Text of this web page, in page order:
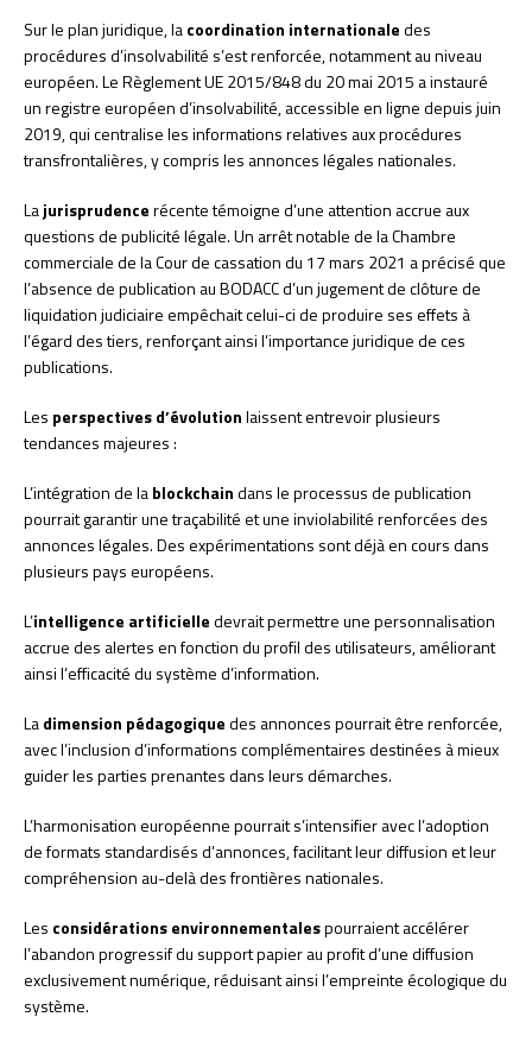
Sur le plan juridique, lacoordination internationaledes
procédures d’insolvabilité s’est renforcée, notamment au niveau
européen. Le Règlement UE 2015/848 du 20 mai 2015 a instauré
un registre européen d’insolvabilité, accessible en ligne depuis juin
2019, qui centralise les informations relatives aux procédures
transfrontalières, y compris les annonces légales nationales.
Lajurisprudencerécente témoigne d’une attention accrue aux
questions de publicité légale. Un arrêt notable de la Chambre
commerciale de la Cour de cassation du 17 mars 2021 a précisé que
l’absence de publication au BODACC d’un jugement de clôture de
liquidation judiciaire empêchait celui-ci de produire ses effets à
l’égard des tiers, renforçant ainsi l’importance juridique de ces
publications.
Les perspectives d’évolutionlaissent entrevoir plusieurs
tendances majeures :
L’intégration de lablockchaindans le processus de publication
pourrait garantir une traçabilité et une inviolabilité renforcées des
annonces légales. Des expérimentations sont déjà en cours dans
plusieurs pays européens.
L’intelligence artificielledevrait permettre une personnalisation
accrue des alertes en fonction du profil des utilisateurs, améliorant
ainsi l’efficacité du système d’information.
Ladimension pédagogiquedes annonces pourrait être renforcée,
avec l’inclusion d’informations complémentaires destinées à mieux
guider les parties prenantes dans leurs démarches.
L’harmonisation européenne pourrait s’intensifier avec l’adoption
de formats standardisés d’annonces, facilitant leur diffusion et leur
compréhension au-delà des frontières nationales.
Les considérations environnementalespourraient accélérer
l’abandon progressif du support papier au profit d’une diffusion
exclusivement numérique, réduisant ainsi l’empreinte écologique du
système.